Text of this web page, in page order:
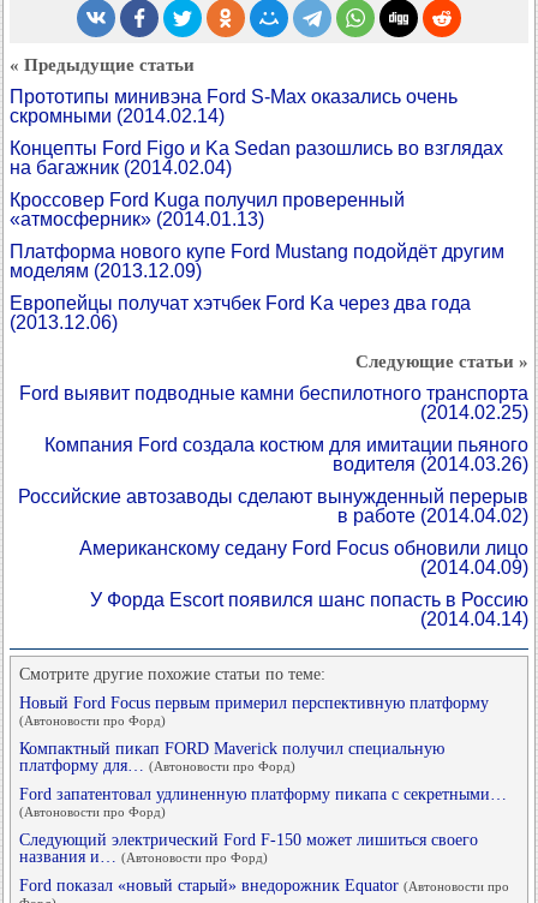
« Предыдущие статьи
Прототипы минивэна Ford S-Max оказались очень
скромными (2014.02.14)
Концепты Ford Figo и Ka Sedan разошлись во взглядах
на багажник (2014.02.04)
Кроссовер Ford Kuga получил проверенный
«атмосферник» (2014.01.13)
Платформа нового купе Ford Mustang подойдёт другим
моделям (2013.12.09)
Европейцы получат хэтчбек Ford Ka через два года
(2013.12.06)
Следующие статьи »
Ford выявит подводные камни беспилотного транспорта
(2014.02.25)
Компания Ford создала костюм для имитации пьяного
водителя (2014.03.26)
Российские автозаводы сделают вынужденный перерыв
в работе (2014.04.02)
Американскому седану Ford Focus обновили лицо
(2014.04.09)
У Форда Escort появился шанс попасть в Россию
(2014.04.14)
Смотрите другие похожие статьи по теме:
Новый Ford Focus первым примерил перспективную платформу
(Автоновости про Форд)
Компактный пикап FORD Maverick получил специальную
платформу для… (Автоновости про Форд)
Ford запатентовал удлиненную платформу пикапа с секретными…
(Автоновости про Форд)
Следующий электрический Ford F-150 может лишиться своего
названия и… (Автоновости про Форд)
Ford показал «новый старый» внедорожник Equator (Автоновости про